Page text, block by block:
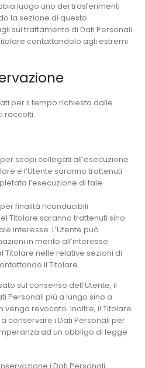
luogo uno dei trasferimenti
la sezione di questo
sul trattamento di Dati Personali
contattandolo agli estremi
per il tempo richiesto dalle
raccolti.
scopi collegati all’esecuzione
e l’Utente saranno trattenuti
l’esecuzione di tale
finalità riconducibili
Titolare saranno trattenuti sino
interesse. L’Utente può
in merito all’interesse
nelle relative sezioni di
il Titolare.
sul consenso dell’Utente, il
Personali più a lungo sino a
revocato. Inoltre, il Titolare
conservare i Dati Personali per
ad un obbligo di legge